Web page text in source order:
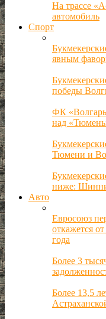
На трассе
автомобиль
Спорт
явным
победы
ФК
над
Тюмени и
ниже:
Авто
Евросоюз
откажется
года
Более 3
Более 13,5